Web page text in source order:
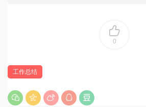
0
工作总结